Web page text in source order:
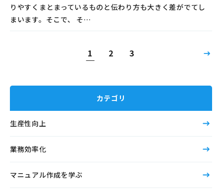
りやすくまとまっているものと伝わり方も大きく差がでてし
まいます。そこで、 そ…
1 2 3
カテゴリ
生産性向上
業務効率化
マニュアル作成を学ぶ